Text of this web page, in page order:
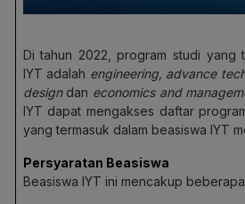
Di tahun 2022, program studi yang
IYT adalah engineering, advance
design dan economics and
IYT dapat mengakses daftar
yang termasuk dalam beasiswa IYT
Persyaratan Beasiswa
Beasiswa IYT ini mencakup